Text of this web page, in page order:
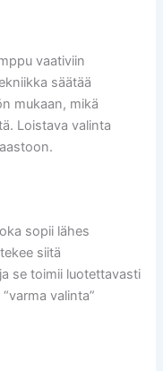
vaativiin
säätää
mukaan, mikä
Loistava valinta
sopii lähes
siitä
se toimii luotettavasti
valinta”